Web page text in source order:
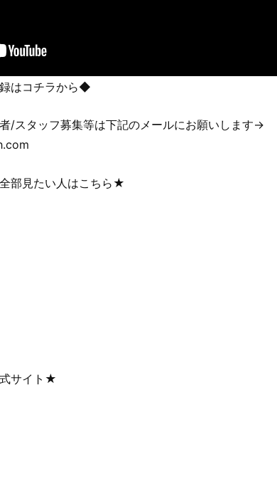
はコチラから◆
/スタッフ募集等は下記のメールにお願いします→
部見たい人はこちら★
サイト★